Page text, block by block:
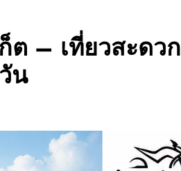
ต – เที่ยวสะดวก
น